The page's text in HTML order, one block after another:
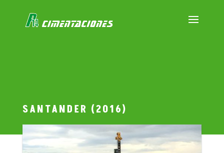
SANTANDER (2016)